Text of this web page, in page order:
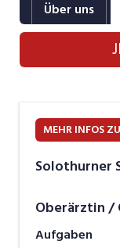
Industrie,
Produktion
Informatik,
Marketing,
Medizin,
Über uns
MEHR INFOS
Solothurner
Oberärztin /
Aufgaben